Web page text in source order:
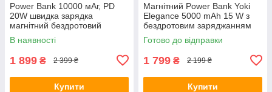
Power Bank 10000 мАг, PD
20W швидка зарядка
магнітний бездротовий
зарядний пристрій зі
світлодіодним дисплеєм
В наявності
1 899 ₴ 2 399 ₴
Купити
Магнітний Power Bank Yoki
Elegance 5000 mAh 15 W з
бездротовим заряджанням
Qi2 і LED-дисплеєм
Блакитний
Готово до відправки
1 799 ₴ 2 199 ₴
Купити